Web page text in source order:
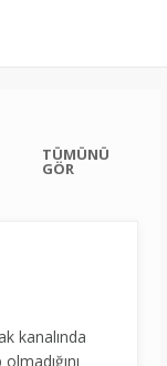
TÜMÜNÜ
GÖR
kanalında